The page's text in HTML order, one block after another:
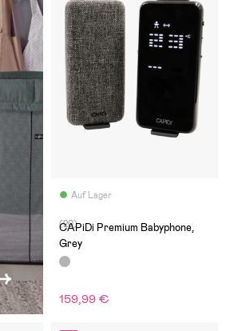
Auf Lager
(20)
CAPiDi Premium Babyphone,
Grey
159,99 €